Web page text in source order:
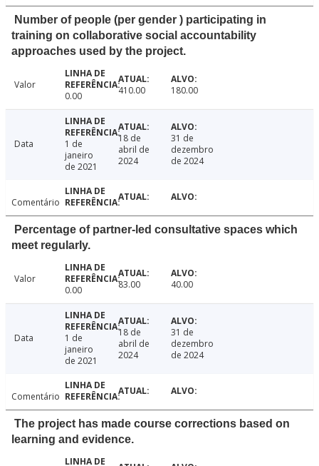
Number of people (per gender ) participating in
training on collaborative social accountability
approaches used by the project.
Valor
0.00
410.00 180.00
Data
1 de
janeiro
de 2021
18 de
abril de
2024
31 de
dezembro
de 2024
Comentário
Percentage of partner-led consultative spaces which
meet regularly.
Valor
0.00
83.00 40.00
Data
1 de
janeiro
de 2021
18 de
abril de
2024
31 de
dezembro
de 2024
Comentário
The project has made course corrections based on
learning and evidence.